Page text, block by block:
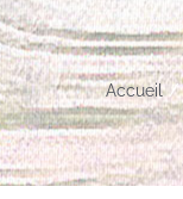
Accueil